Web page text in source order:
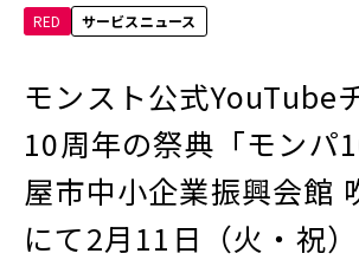
RED サービスニュース
モンスト公式YouTube
10周年の祭典「モンパ
屋市中小企業振興会館
にて2月11日（火・祝
2026年 2025年